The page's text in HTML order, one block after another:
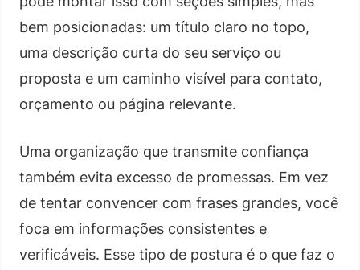
bem posicionadas: um título claro no topo,
uma descrição curta do seu serviço ou
proposta e um caminho visível para contato,
orçamento ou página relevante.
Uma organização que transmite confiança
também evita excesso de promessas. Em vez
de tentar convencer com frases grandes, você
foca em informações consistentes e
verificáveis. Esse tipo de postura é o que faz o